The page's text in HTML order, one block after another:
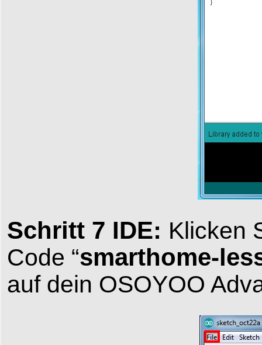
Schritt 7 IDE: Klicken
Code “smarthome-
auf dein OSOYOO